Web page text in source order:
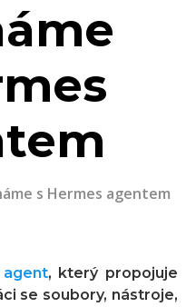
s Hermes agentem
, který propojuje
se soubory, nástroje,